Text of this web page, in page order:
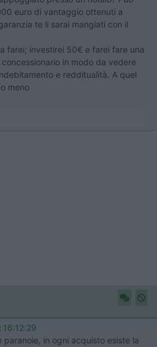
euro di vantaggio ottenuti a
te li sarai mangiati con il
farei; investirei 50€ e farei fare una
in modo da vedere
e redditualità. A quel
meno
16:12:29
in ogni acquisto esiste la